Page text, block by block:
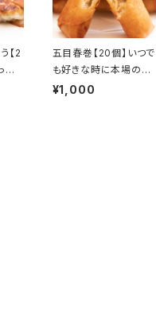
【2
り
五目春巻【20個】いつで
も好きな時に本場の中
華の味を！
¥1,000